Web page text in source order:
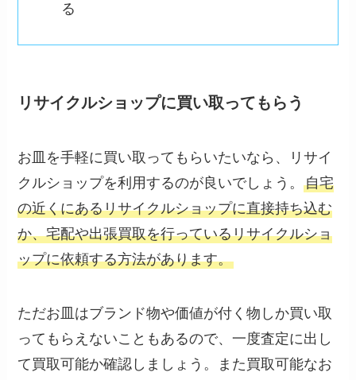
る
リサイクルショップに買い取ってもらう
お皿を手軽に買い取ってもらいたいなら、リサイ
クルショップを利用するのが良いでしょう。自宅
の近くにあるリサイクルショップに直接持ち込む
か、宅配や出張買取を行っているリサイクルショ
ップに依頼する方法があります。
ただお皿はブランド物や価値が付く物しか買い取
ってもらえないこともあるので、一度査定に出し
て買取可能か確認しましょう。また買取可能なお